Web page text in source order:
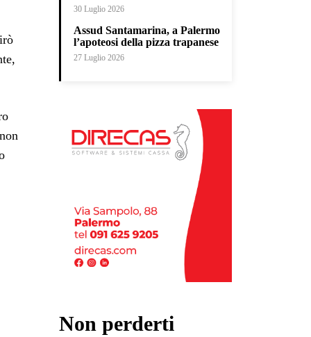
non
30 Luglio 2026
Assud Santamarina, a Palermo
l’apoteosi della pizza trapanese
27 Luglio 2026
Non perderti